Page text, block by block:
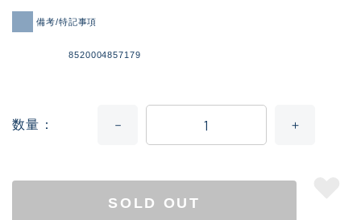
備考/特記事項
8520004857179
数量
SOLD OUT